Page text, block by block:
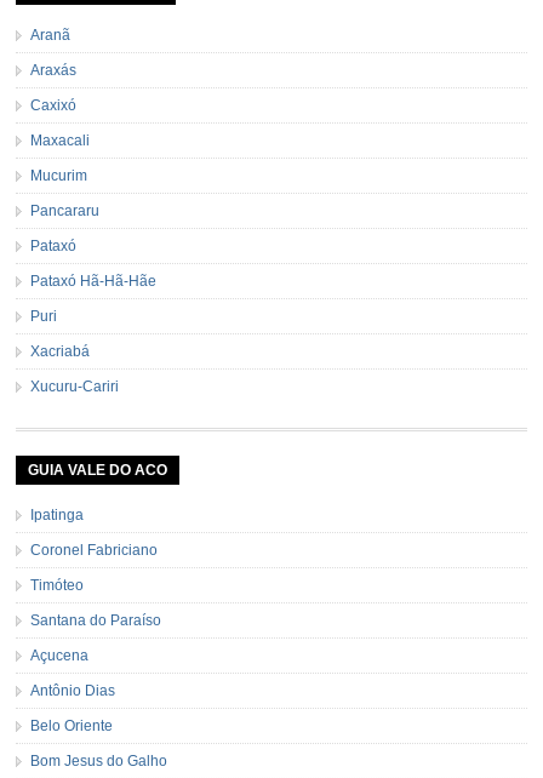
Aranã
Araxás
Caxixó
Maxacali
Mucurim
Pancararu
Pataxó
Pataxó Hã-Hã-Hãe
Puri
Xacriabá
Xucuru-Cariri
GUIA VALE DO ACO
Ipatinga
Coronel Fabriciano
Timóteo
Santana do Paraíso
Açucena
Antônio Dias
Belo Oriente
Bom Jesus do Galho